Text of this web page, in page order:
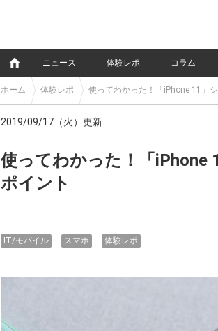
ニュース 体験レポ コラム
ホーム 体験レポ 使ってわかった！「iPhone 11」
2019/09/17（火）更新
使ってわかった！「iPhone
ポイント
IT/モバイル スマホ 体験レポ